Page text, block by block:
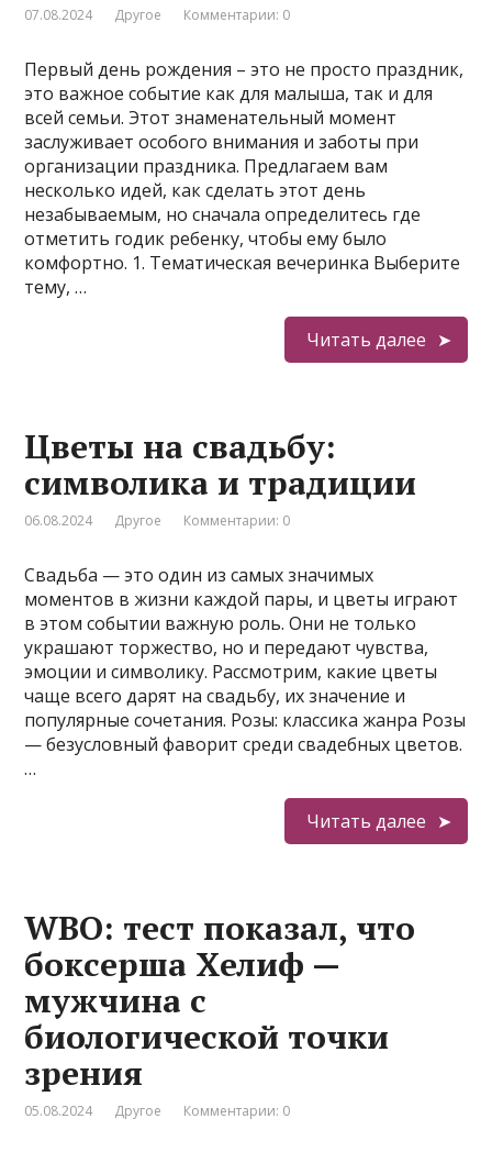
07.08.2024 Другое Комментарии: 0
Первый день рождения – это не просто праздник,
это важное событие как для малыша, так и для
всей семьи. Этот знаменательный момент
заслуживает особого внимания и заботы при
организации праздника. Предлагаем вам
несколько идей, как сделать этот день
незабываемым, но сначала определитесь где
отметить годик ребенку, чтобы ему было
комфортно. 1. Тематическая вечеринка Выберите
тему, …
Читать далее
Цветы на свадьбу:
символика и традиции
06.08.2024 Другое Комментарии: 0
Свадьба — это один из самых значимых
моментов в жизни каждой пары, и цветы играют
в этом событии важную роль. Они не только
украшают торжество, но и передают чувства,
эмоции и символику. Рассмотрим, какие цветы
чаще всего дарят на свадьбу, их значение и
популярные сочетания. Розы: классика жанра Розы
— безусловный фаворит среди свадебных цветов.
…
Читать далее
WBO: тест показал, что
боксерша Хелиф —
мужчина с
биологической точки
зрения
05.08.2024 Другое Комментарии: 0